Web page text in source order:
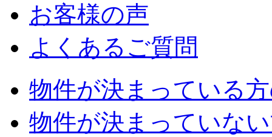
お客様の声
よくあるご質問
物件が決まっている
物件が決まっていな